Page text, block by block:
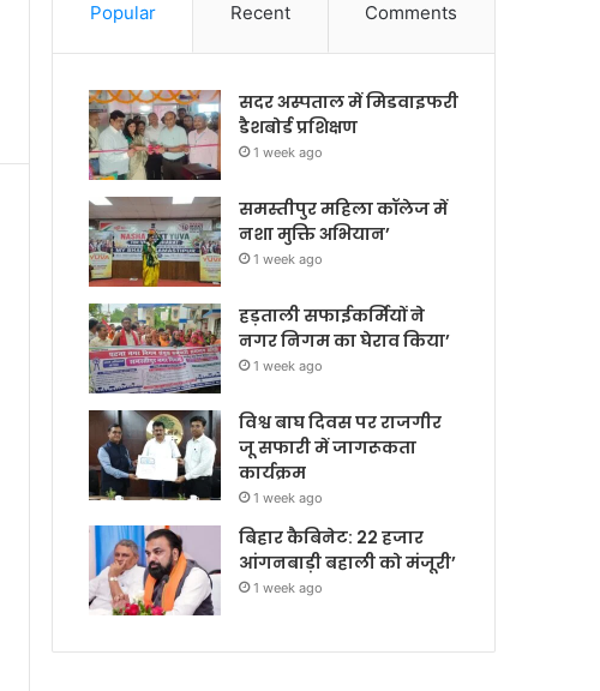
Popular Recent Comments
सदर अस्पताल में मिडवाइफरी
डैशबोर्ड प्रशिक्षण
1 week ago
समस्तीपुर महिला कॉलेज में
नशा मुक्ति अभियान’
1 week ago
हड़ताली सफाईकर्मियों ने
नगर निगम का घेराव किया’
1 week ago
विश्व बाघ दिवस पर राजगीर
जू सफारी में जागरूकता
कार्यक्रम
1 week ago
बिहार कैबिनेट: 22 हजार
आंगनबाड़ी बहाली को मंजूरी’
1 week ago